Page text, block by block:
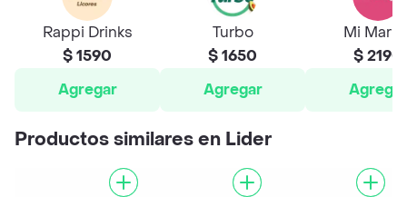
Rappi Drinks
$ 1590
Agregar
Turbo
$ 1650
Agregar
Mi
$ 2190
Agregar
Productos similares en Lider